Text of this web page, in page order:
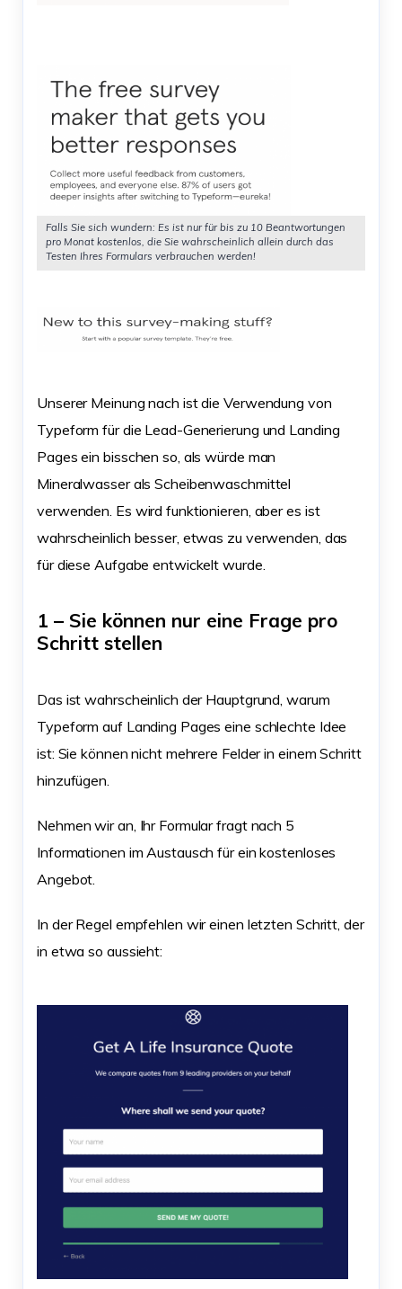
Falls Sie sich wundern: Es ist nur für bis zu 10 Beantwortungen
pro Monat kostenlos, die Sie wahrscheinlich allein durch das
Testen Ihres Formulars verbrauchen werden!
Unserer Meinung nach ist die Verwendung von
Typeform für die Lead-Generierung und Landing
Pages ein bisschen so, als würde man
Mineralwasser als Scheibenwaschmittel
verwenden. Es wird funktionieren, aber es ist
wahrscheinlich besser, etwas zu verwenden, das
für diese Aufgabe entwickelt wurde.
1 – Sie können nur eine Frage pro
Schritt stellen
Das ist wahrscheinlich der Hauptgrund, warum
Typeform auf Landing Pages eine schlechte Idee
ist: Sie können nicht mehrere Felder in einem Schritt
hinzufügen.
Nehmen wir an, Ihr Formular fragt nach 5
Informationen im Austausch für ein kostenloses
Angebot.
In der Regel empfehlen wir einen letzten Schritt, der
in etwa so aussieht: